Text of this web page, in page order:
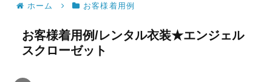
ホーム お客様着用例
お客様着用例/レンタル衣装★エンジェル
スクローゼット